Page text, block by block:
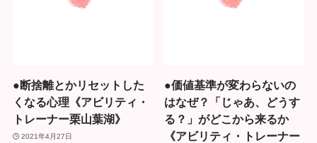
●断捨離とかリセットした
くなる心理《アビリティ・
トレーナー栗山葉湖》
2021年4月27日
●価値基準が変わらないの
はなぜ？「じゃあ、どうす
る？」がどこから来るか
《アビリティ・トレーナー